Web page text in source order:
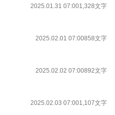
2025.01.31 07:001,328文字
2025.02.01 07:00858文字
2025.02.02 07:00892文字
2025.02.03 07:001,107文字